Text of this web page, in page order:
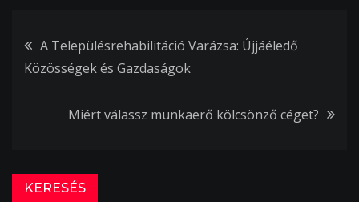
Bejegyzés
A Településrehabilitáció Varázsa: Újjáéledő
Közösségek és Gazdaságok
Miért válassz munkaerő kölcsönző céget?
KERESÉS